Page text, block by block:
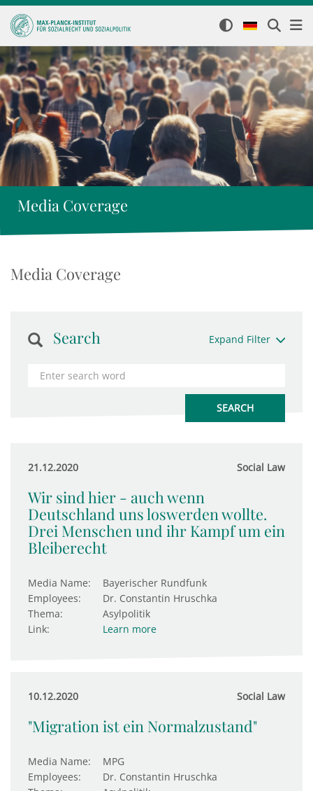
Media Coverage
Media Coverage
Search Expand Filter
21.12.2020 Social Law
Wir sind hier - auch wenn
Deutschland uns loswerden wollte.
Drei Menschen und ihr Kampf um ein
Bleiberecht
Media Name:
Bayerischer Rundfunk
Employees:
Dr. Constantin Hruschka
Thema:
Asylpolitik
Link:
Learn more
10.12.2020 Social Law
"Migration ist ein Normalzustand"
Media Name:
MPG
Employees:
Dr. Constantin Hruschka